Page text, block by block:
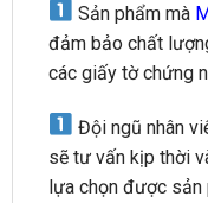
Sản phẩm mà
đảm bảo chất
các giấy tờ chứng
Đội ngũ nhân
sẽ tư vấn kịp thời
lựa chọn được sản